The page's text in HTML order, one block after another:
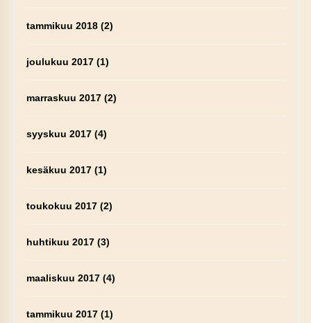
tammikuu 2018(2)
joulukuu 2017(1)
marraskuu 2017(2)
syyskuu 2017(4)
kesäkuu 2017(1)
toukokuu 2017(2)
huhtikuu 2017(3)
maaliskuu 2017(4)
tammikuu 2017(1)